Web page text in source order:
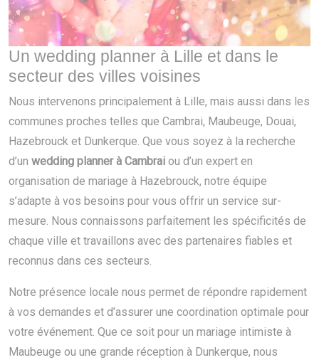
Un wedding planner à Lille et dans le
secteur des villes voisines
Nous intervenons principalement à Lille, mais aussi dans les
communes proches telles que Cambrai, Maubeuge, Douai,
Hazebrouck et Dunkerque. Que vous soyez à la recherche
d’un wedding planner à Cambrai ou d’un expert en
organisation de mariage à Hazebrouck, notre équipe
s’adapte à vos besoins pour vous offrir un service sur-
mesure. Nous connaissons parfaitement les spécificités de
chaque ville et travaillons avec des partenaires fiables et
reconnus dans ces secteurs.
Notre présence locale nous permet de répondre rapidement
à vos demandes et d’assurer une coordination optimale pour
votre événement. Que ce soit pour un mariage intimiste à
Maubeuge ou une grande réception à Dunkerque, nous